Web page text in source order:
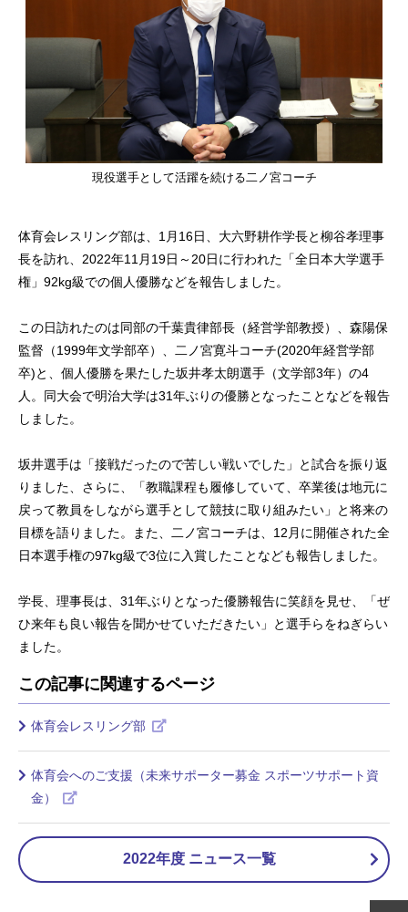
現役選手として活躍を続ける二ノ宮コーチ
体育会レスリング部は、1月16日、大六野耕作学長と柳谷孝理事
長を訪れ、2022年11月19日～20日に行われた「全日本大学選手
権」92kg級での個人優勝などを報告しました。
この日訪れたのは同部の千葉貴律部長（経営学部教授）、森陽保
監督（1999年文学部卒）、二ノ宮寛斗コーチ(2020年経営学部
卒)と、個人優勝を果たした坂井孝太朗選手（文学部3年）の4
人。同大会で明治大学は31年ぶりの優勝となったことなどを報告
しました。
坂井選手は「接戦だったので苦しい戦いでした」と試合を振り返
りました、さらに、「教職課程も履修していて、卒業後は地元に
戻って教員をしながら選手として競技に取り組みたい」と将来の
目標を語りました。また、二ノ宮コーチは、12月に開催された全
日本選手権の97kg級で3位に入賞したことなども報告しました。
学長、理事長は、31年ぶりとなった優勝報告に笑顔を見せ、「ぜ
ひ来年も良い報告を聞かせていただきたい」と選手らをねぎらい
ました。
この記事に関連するページ
体育会レスリング部
体育会へのご支援（未来サポーター募金 スポーツサポート資
金）
2022年度 ニュース一覧